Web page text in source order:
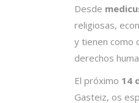
Desde
religiosas,
y tienen como
derechos
El próximo 14
Gasteiz, os